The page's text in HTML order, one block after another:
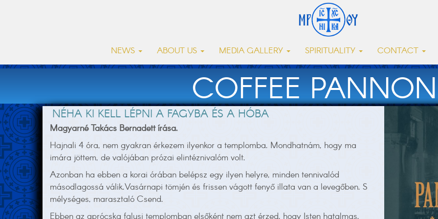
NEWS ABOUT US MEDIA GALLERY SPIRITUALITY CONTACT
COFFEE
NÉHA KI KELL LÉPNI A FAGYBA ÉS A HÓBA
Magyarné Takács Bernadett írása.
Hajnali 4 óra, nem gyakran érkezem ilyenkor a templomba. Mondhatnám, hogy ma
imára jöttem, de valójában prózai elintéznivalóm volt.
Azonban ha ebben a korai órában belépsz egy ilyen helyre, minden tennivalód
másodlagossá válik.Vasárnapi tömjén és frissen vágott fenyő illata van a levegőben. S
mélységes, marasztaló Csend.